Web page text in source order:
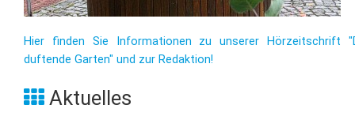
Hier finden Sie Informationen zu unserer Hörzeitschrift
duftende Garten" und zur Redaktion!
Aktuelles